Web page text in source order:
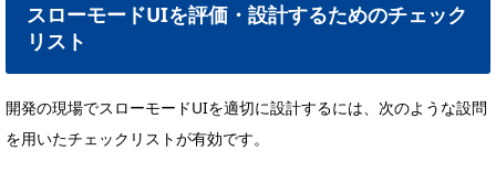
スローモードUIを評価・設計するためのチェック
リスト
開発の現場でスローモードUIを適切に設計するには、次のような設問
を用いたチェックリストが有効です。